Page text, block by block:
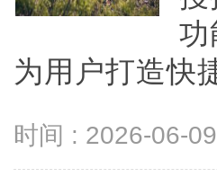
功
为用户打造快
时间 : 2026-06-09